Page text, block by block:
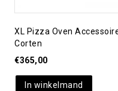
XL Pizza Oven
Corten
€365,00
In winkelmand